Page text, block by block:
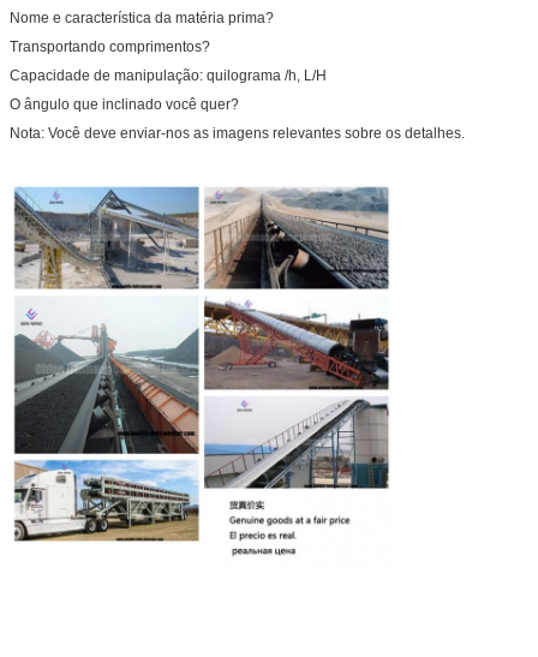
Nome e característica da matéria prima?
Transportando comprimentos?
Capacidade de manipulação: quilograma /h, L/H
O ângulo que inclinado você quer?
Nota: Você deve enviar-nos as imagens relevantes sobre os detalhes.